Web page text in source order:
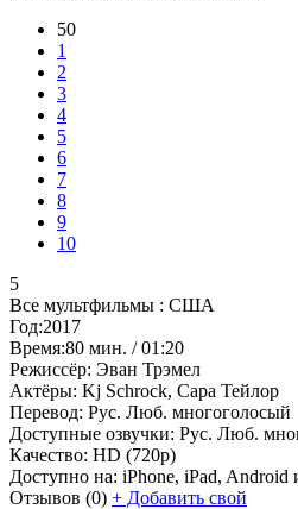
50
1
2
3
4
5
6
7
8
9
10
5
Все мультфильмы : США
Год:2017
Время:80 мин. / 01:20
Режиссёр: Эван Трэмел
Актёры: Kj Schrock, Сара Тейлор
Перевод: Рус. Люб. многоголосый
Доступные озвучки: Рус. Люб.
Качество: HD (720p)
Доступно на: iPhone, iPad, Android
Отзывов (0) + Добавить свой